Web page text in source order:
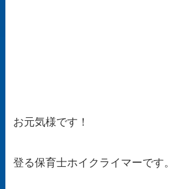
お元気様です！
登る保育士ホイクライマーです。